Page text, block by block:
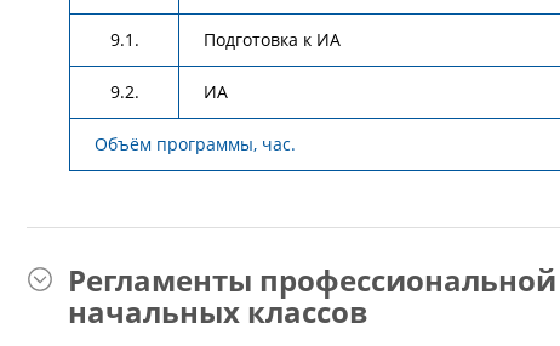
9.1. Подготовка к ИА
9.2. ИА
Объём программы, час.
Регламенты
начальных классов